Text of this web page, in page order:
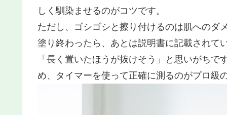
しく馴染ませるのがコツです。
ただし、ゴシゴシと擦り付けるのは肌へのダ
塗り終わったら、あとは説明書に記載されて
「長く置いたほうが抜けそう」と思いがち
め、タイマーを使って正確に測るのがプロ級